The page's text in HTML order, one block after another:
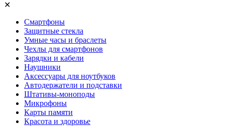
✕
Смартфоны
Защитные стекла
Умные часы и браслеты
Чехлы для смартфонов
Зарядки и кабели
Наушники
Аксессуары для ноутбуков
Автодержатели и подставки
Штативы-моноподы
Микрофоны
Карты памяти
Красота и здоровье